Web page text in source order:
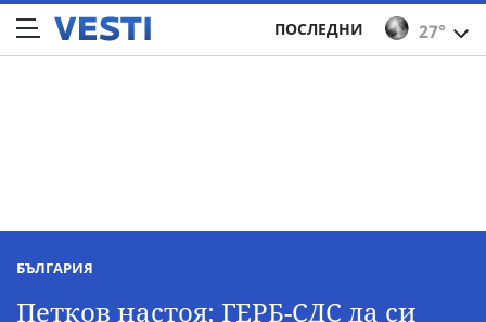
27°
ПОСЛЕДНИ
БЪЛГАРИЯ
Петков настоя: ГЕРБ-СДС да си